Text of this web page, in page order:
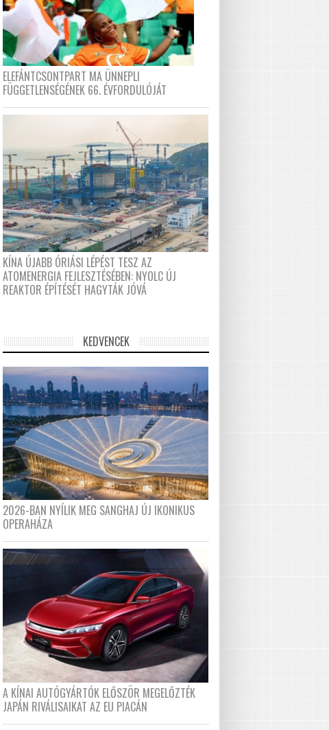
ELEFÁNTCSONTPART MA ÜNNEPLI
FÜGGETLENSÉGÉNEK 66. ÉVFORDULÓJÁT
KÍNA ÚJABB ÓRIÁSI LÉPÉST TESZ AZ
ATOMENERGIA FEJLESZTÉSÉBEN: NYOLC ÚJ
REAKTOR ÉPÍTÉSÉT HAGYTÁK JÓVÁ
KEDVENCEK
2026-BAN NYÍLIK MEG SANGHAJ ÚJ IKONIKUS
OPERAHÁZA
A KÍNAI AUTÓGYÁRTÓK ELŐSZÖR MEGELŐZTÉK
JAPÁN RIVÁLISAIKAT AZ EU PIACÁN